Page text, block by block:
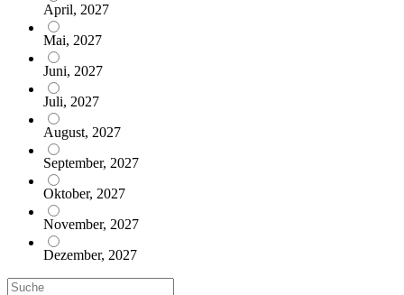
April, 2027
Mai, 2027
Juni, 2027
Juli, 2027
August, 2027
September, 2027
Oktober, 2027
November, 2027
Dezember, 2027